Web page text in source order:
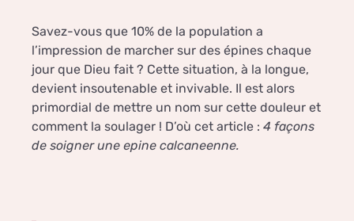
Savez-vous que 10% de la population a
l’impression de marcher sur des épines chaque
jour que Dieu fait ? Cette situation, à la longue,
devient insoutenable et invivable. Il est alors
primordial de mettre un nom sur cette douleur et
comment la soulager ! D’où cet article : 4 façons
de soigner une epine calcaneenne.